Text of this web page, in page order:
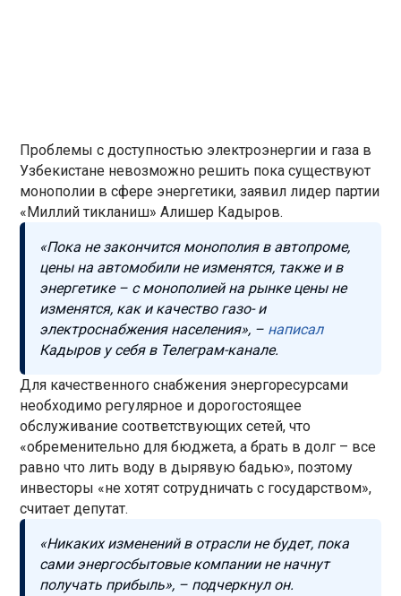
Проблемы с доступностью электроэнергии и газа в
Узбекистане невозможно решить пока существуют
монополии в сфере энергетики, заявил лидер партии
«Миллий тикланиш» Алишер Кадыров.
«Пока не закончится монополия в автопроме,
цены на автомобили не изменятся, также и в
энергетике – с монополией на рынке цены не
изменятся, как и качество газо- и
электроснабжения населения», – написал
Кадыров у себя в Телеграм-канале.
Для качественного снабжения энергоресурсами
необходимо регулярное и дорогостоящее
обслуживание соответствующих сетей, что
«обременительно для бюджета, а брать в долг – все
равно что лить воду в дырявую бадью», поэтому
инвесторы «не хотят сотрудничать с государством»,
считает депутат.
«Никаких изменений в отрасли не будет, пока
сами энергосбытовые компании не начнут
получать прибыль», – подчеркнул он.